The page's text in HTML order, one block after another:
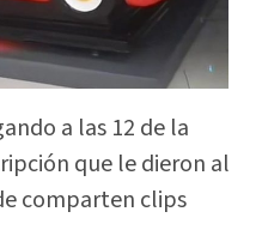
a las 12 de la
que le dieron al
comparten clips